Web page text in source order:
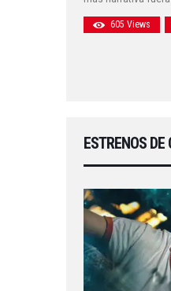
605 Views
ESTRENOS DE